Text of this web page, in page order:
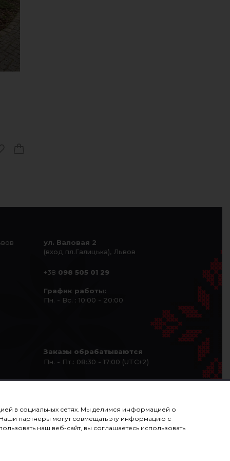
в социальных сетях. Мы делимся информацией о
партнеры могут совмещать эту информацию с
наш веб-сайт, вы соглашаетесь использовать
ул. Валовая 2
(вход пл.Галицька), Львов
+38 098 505 01 29
График работы:
Пн. - Вс. : 10:00 - 20:00
Заказы обрабатываются
Пн. - Пт.: 08:30 - 17:00 (UTC+2)